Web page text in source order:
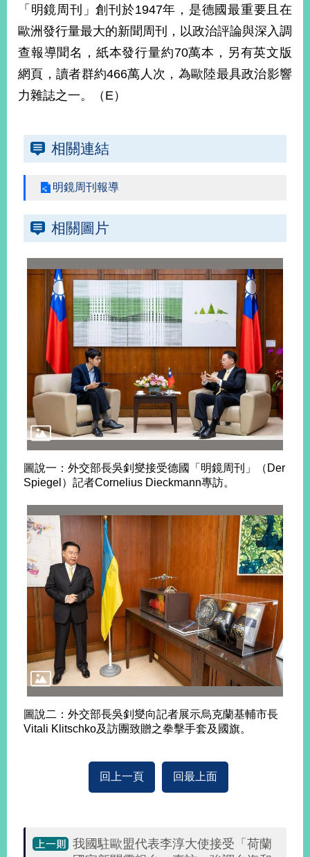
LINEInstagram
X平台
(原推特)
府
網
站
資
放
宣
安
全
政
策
無
障
網
站
說
明
聯
我
「明鏡周刊」創刊於1947年，是德國最重要且在
歐洲發行量最大的新聞周刊，以政治評論與深入調
查報導聞名，紙本發行量約70萬本，另有英文版
網頁，讀者群約466萬人次，為歐陸最具政治影響
力雜誌之一。（E）
相關連結
明鏡周刊報導
相關圖片
圖說一：外交部長吳釗燮接受德國「明鏡周刊」（Der
Spiegel）記者Cornelius Dieckmann專訪。
圖說二：外交部長吳釗燮向記者展示烏克蘭基輔市長
Vitali Klitschko及訪團致贈之拳擊手套及國旗。
回上一頁 回最上面
我國駐歐盟代表李淳大使接受「荷蘭